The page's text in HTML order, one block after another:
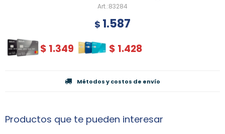
83284
$ 1.587
$ 1.349 $ 1.428
Métodos y costos de envío
Productos que te pueden interesar